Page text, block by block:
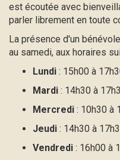
est écoutée avec
parler librement en toute
La présence d'un
au samedi, aux horaires
Lundi : 15h00 à
Mardi : 14h30 à
Mercredi : 10h30 à
Jeudi : 14h30 à
Vendredi : 16h00 à